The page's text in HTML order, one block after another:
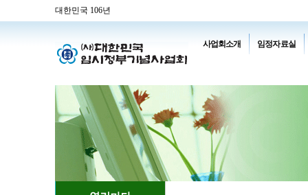
대한민국 106년
사업회소개 임정자료실